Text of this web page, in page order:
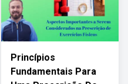
Princípios
Fundamentais Para